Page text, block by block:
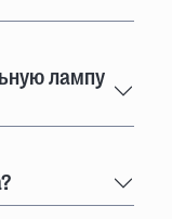
лампу